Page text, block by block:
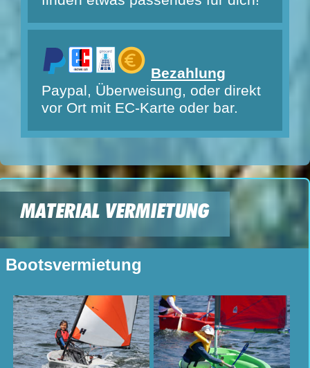
Bezahlung
Paypal, Überweisung, oder direkt
vor Ort mit EC-Karte oder bar.
MATERIAL VERMIETUNG
Bootsvermietung